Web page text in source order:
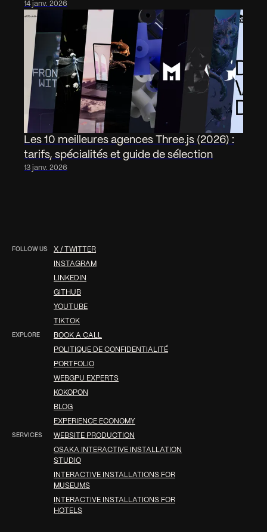
14 janv. 2026
Les 10 meilleures agences Three.js (2026) :
tarifs, spécialités et guide de sélection
13 janv. 2026
FOLLOW US X / TWITTER
INSTAGRAM
LINKEDIN
GITHUB
YOUTUBE
TIKTOK
EXPLORE BOOK A CALL
POLITIQUE DE CONFIDENTIALITÉ
PORTFOLIO
WEBGPU EXPERTS
KOKOPON
BLOG
EXPERIENCE ECONOMY
SERVICES WEBSITE PRODUCTION
OSAKA INTERACTIVE INSTALLATION
STUDIO
INTERACTIVE INSTALLATIONS FOR
MUSEUMS
INTERACTIVE INSTALLATIONS FOR
HOTELS